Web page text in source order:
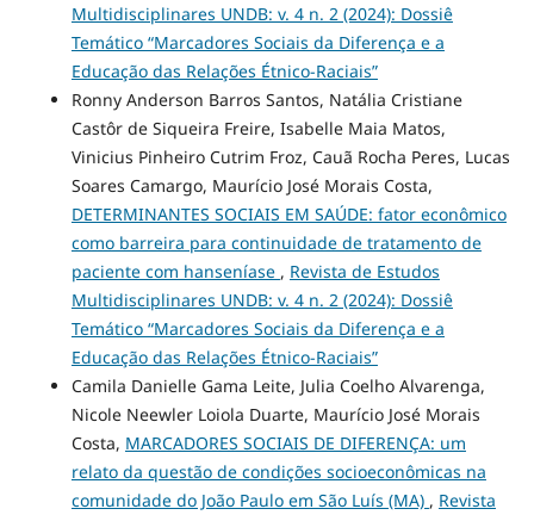
Multidisciplinares UNDB: v. 4 n. 2 (2024): Dossiê
Temático “Marcadores Sociais da Diferença e a
Educação das Relações Étnico-Raciais”
Ronny Anderson Barros Santos, Natália Cristiane
Castôr de Siqueira Freire, Isabelle Maia Matos,
Vinicius Pinheiro Cutrim Froz, Cauã Rocha Peres, Lucas
Soares Camargo, Maurício José Morais Costa,
DETERMINANTES SOCIAIS EM SAÚDE: fator econômico
como barreira para continuidade de tratamento de
paciente com hanseníase , Revista de Estudos
Multidisciplinares UNDB: v. 4 n. 2 (2024): Dossiê
Temático “Marcadores Sociais da Diferença e a
Educação das Relações Étnico-Raciais”
Camila Danielle Gama Leite, Julia Coelho Alvarenga,
Nicole Neewler Loiola Duarte, Maurício José Morais
Costa, MARCADORES SOCIAIS DE DIFERENÇA: um
relato da questão de condições socioeconômicas na
comunidade do João Paulo em São Luís (MA) , Revista